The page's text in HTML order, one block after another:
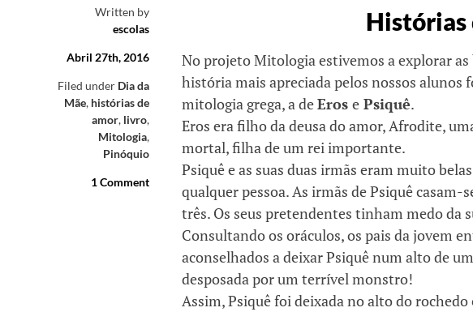
Written by
escolas
Abril 27th, 2016
Filed under Dia da
Mãe, histórias de
amor, livro,
Mitologia,
Pinóquio
1 Comment
Histórias
No projeto Mitologia estivemos a explorar
história mais apreciada pelos nossos alunos
mitologia grega, a deEros e Psiquê.
Eros era filho da deusa do amor, Afrodite,
mortal, filha de um rei importante.
Psiquê e as suas duas irmãs eram muito
qualquer pessoa. As irmãs de Psiquê casam-
três. Os seus pretendentes tinham medo da
Consultando os oráculos, os pais da jovem
aconselhados a deixar Psiquê num alto de
desposada por um terrível monstro!
Assim, Psiquê foi deixada no alto do